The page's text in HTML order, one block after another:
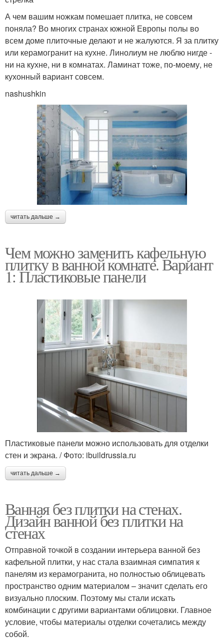
А чем вашим ножкам помешает плитка, не совсем
поняла? Во многих странах южной Европы полы во
всем доме плиточные делают и не жалуются. Я за плитку
или керамогранит на кухне. Линолиум не люблю нигде -
ни на кухне, ни в комнатах. Ламинат тоже, по-моему, не
кухонный вариант совсем.
nashushkin
читать дальше →
Чем можно заменить кафельную
плитку в ванной комнате. Вариант
1: Пластиковые панели
Пластиковые панели можно использовать для отделки
стен и экрана. / Фото: ibuildrussia.ru
читать дальше →
Ванная без плитки на стенах.
Дизайн ванной без плитки на
стенах
Отправной точкой в создании интерьера ванной без
кафельной плитки, у нас стала взаимная симпатия к
панелям из керамогранита, но полностью облицевать
пространство одним материалом – значит сделать его
визуально плоским. Поэтому мы стали искать
комбинации с другими вариантами облицовки. Главное
условие, чтобы материалы отделки сочетались между
собой.